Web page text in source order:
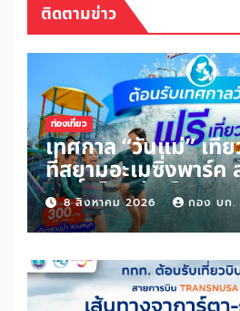
ติดตามข่าว
ท่องเที่ยว
เทศกาล “วันแม่” เที่
ที่สยามอะเมซิ่งพาร์ค
สิทธิ์ “ไทยช่วยไทยพ
“บัตรสวัสดิการแห่งรั
100 บาท สนุกได้ทั้งส
สนุกไม่อั้นตลอดวัน
8 สิงหาคม 2026 กอง บก.